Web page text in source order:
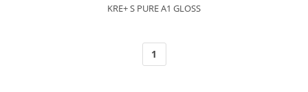
KRE+ S PURE A1 GLOSS
1